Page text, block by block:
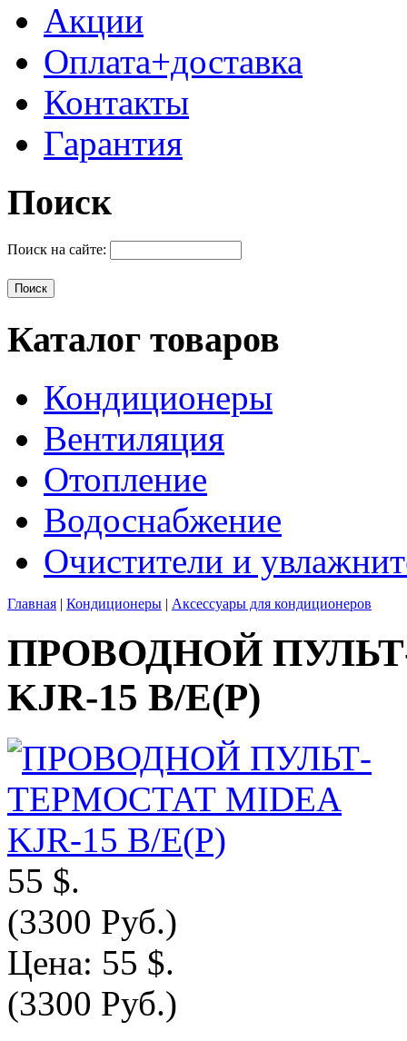
Акции
Оплата+доставка
Контакты
Гарантия
Поиск
Поиск на сайте:
Каталог товаров
Кондиционеры
Вентиляция
Отопление
Водоснабжение
Очистители и
Главная | Кондиционеры | Аксессуары для кондиционеров
ПРОВОДНОЙ
KJR-15 B/E(P)
55 $.
(3300 Руб.)
Цена: 55 $.
(3300 Руб.)